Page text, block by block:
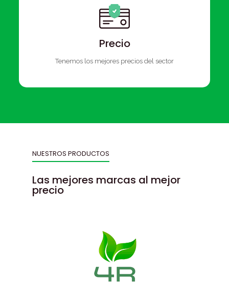
Precio
Tenemos los mejores precios del sector
NUESTROS PRODUCTOS
Las mejores marcas al mejor
precio